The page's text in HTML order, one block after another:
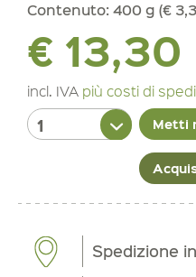
Contenuto: 400 g (€
€ 13,30
incl. IVA più costi di
Metti
Spedizione